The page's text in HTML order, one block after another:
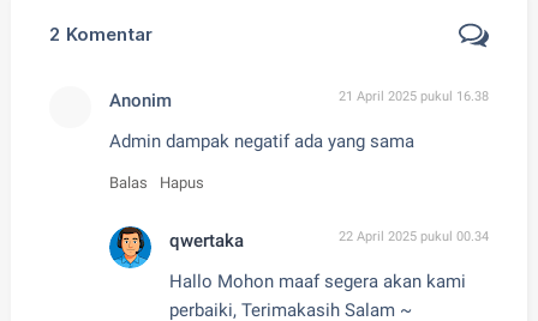
2 Komentar
Anonim 21 April 2025 pukul 16.38
Admin dampak negatif ada yang sama
Balas Hapus
qwertaka 22 April 2025 pukul 00.34
Hallo Mohon maaf segera akan kami
perbaiki, Terimakasih Salam ~